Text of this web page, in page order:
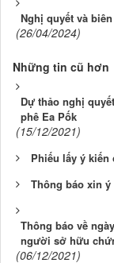
Nghị quyết và
(26/04/2024)
Những tin cũ hơn
Dự thảo nghị
phê Ea Pốk
(15/12/2021)
Phiếu lấy ý kiến
Thông báo xin
Thông báo về
người sở hữu
(06/12/2021)